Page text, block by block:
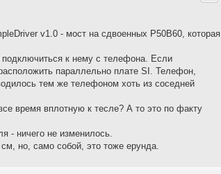
v1.0 - мост на сдвоенных P50B60, которая
подключиться к нему с телефона. Если
параллельно плате SI. Телефон,
тем же телефоном хоть из соседней
время вплотную к тесле? А то это по факту
- ничего не изменилось.
но, само собой, это тоже ерунда.